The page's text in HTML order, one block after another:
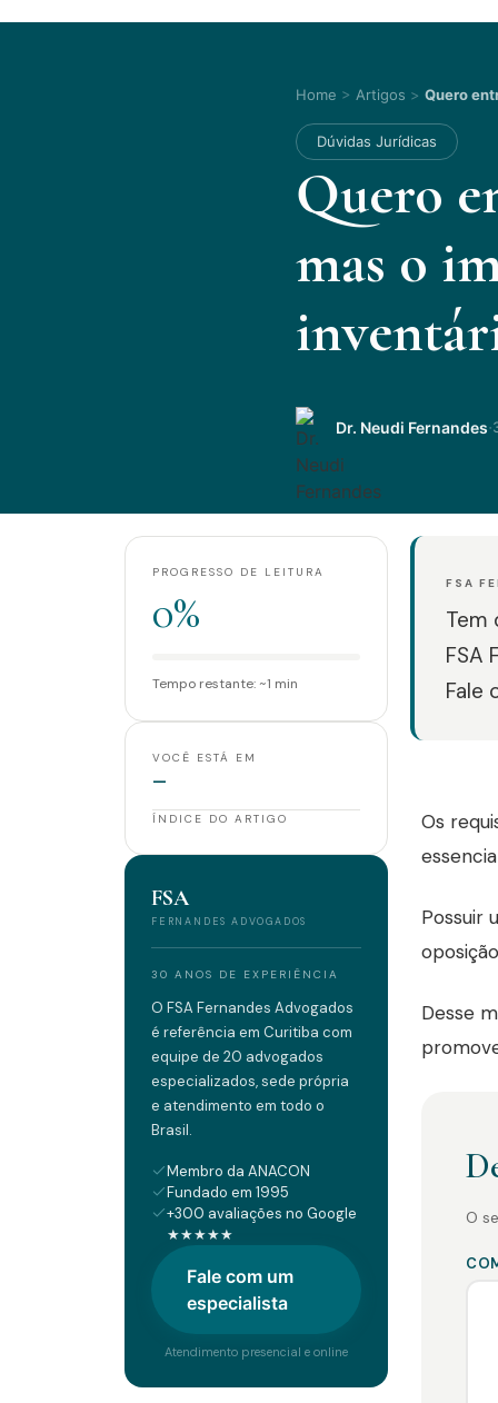
Home > Artigos > Quero
Dúvidas Jurídicas
Quero
mas o
Dr. Neudi Fernandes·
PROGRESSO DE LEITURA
0%
Tempo restante: ~1 min
VOCÊ ESTÁ EM
—
ÍNDICE DO ARTIGO
FSA
FERNANDES ADVOGADOS
30 ANOS DE EXPERIÊNCIA
O FSA Fernandes Advogados
é referência em Curitiba com
equipe de 20 advogados
especializados, sede própria
e atendimento em todo o
Brasil.
Membro da ANACON
Fundado em 1995
+300 avaliações no Google
★★★★★
Fale com um
especialista
Atendimento presencial e online
FSA
Tem
FSA
Fale
Os
Possuir
Desse
O